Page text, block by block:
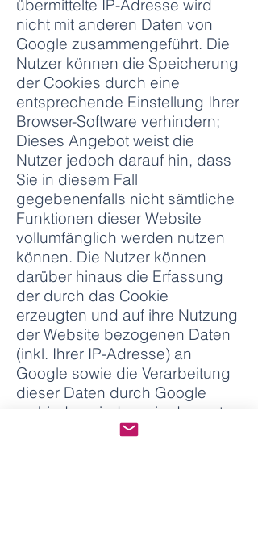
übermittelte IP-Adresse wird
nicht mit anderen Daten von
Google zusammengeführt. Die
Nutzer können die Speicherung
der Cookies durch eine
entsprechende Einstellung Ihrer
Browser-Software verhindern;
Dieses Angebot weist die
Nutzer jedoch darauf hin, dass
Sie in diesem Fall
gegebenenfalls nicht sämtliche
Funktionen dieser Website
vollumfänglich werden nutzen
können. Die Nutzer können
darüber hinaus die Erfassung
der durch das Cookie
erzeugten und auf ihre Nutzung
der Website bezogenen Daten
(inkl. Ihrer IP-Adresse) an
Google sowie die Verarbeitung
dieser Daten durch Google
verhindern, indem sie das unter
dem folgenden Link verfügbare